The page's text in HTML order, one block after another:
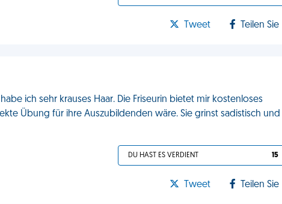
Tweet Teilen Sie
ich sehr krauses Haar. Die Friseurin bietet mir kostenloses
Übung für ihre Auszubildenden wäre. Sie grinst sadistisch und
DU HAST ES VERDIENT 15
Tweet Teilen Sie